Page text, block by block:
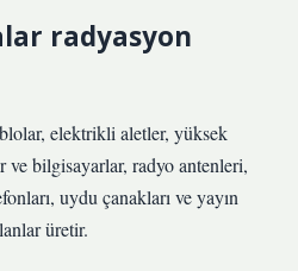
radyasyon
elektrikli aletler, yüksek
ve bilgisayarlar, radyo antenleri,
uydu çanakları ve yayın
üretir.